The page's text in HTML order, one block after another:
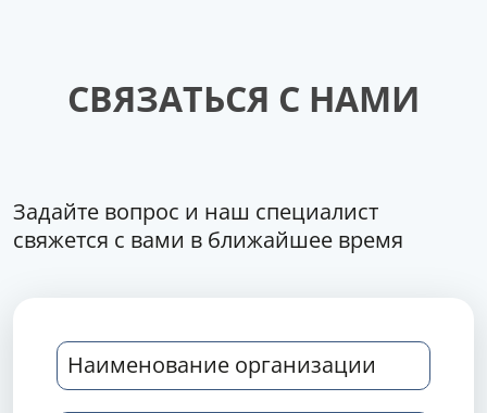
СВЯЗАТЬСЯ С НАМИ
Задайте вопрос и наш специалист
свяжется с вами в ближайшее время